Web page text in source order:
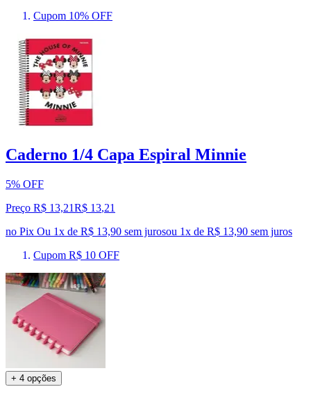
Cupom 10% OFF
Caderno 1/4 Capa Espiral Minnie
5% OFF
Preço R$ 13,21R$ 13,21
no Pix Ou 1x de R$ 13,90 sem jurosou 1x de R$ 13,90 sem juros
Cupom R$ 10 OFF
+ 4 opções